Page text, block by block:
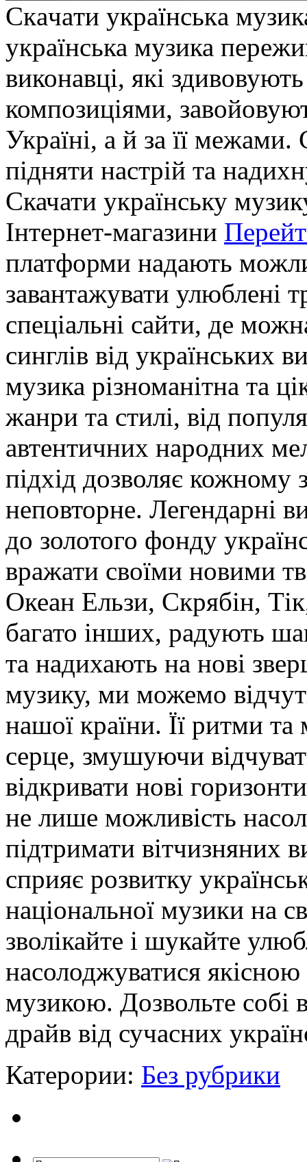
Скaчaти укрaїнськa
українська музика
виконавці, які
композиціями,
Україні, а й за її межами.
підняти настрій та
Скачати українську
Інтернет-магазини
платформи надають
завантажувати улюблені
спеціальні сайти, де
синглів від українських
музика різноманітна та
жанри та стилі, від
автентичних народних
підхід дозволяє кожному
неповторне. Легендарні
до золотого фонду
вражати своїми новими
Океан Ельзи, Скрябін,
багато інших, радують
та надихають на нові
музику, ми можемо
нашої країни. Її ритми
серце, змушуючи
відкривати нові
не лише можливість
підтримати вітчизняних
сприяє розвитку
національної музики на
зволікайте і шукайте
насолоджуватися
музикою. Дозвольте собі
драйв від сучасних
Катерории: Без рубрики